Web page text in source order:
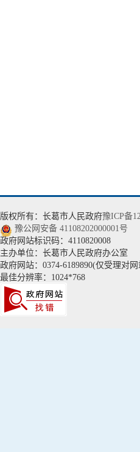
版权所有：长葛市人民政府豫ICP备
豫公网安备 41108202000001号
政府网站标识码：4110820008
主办单位：长葛市人民政府办公室
政府网站：0374-6189890(仅受理对
最佳分辨率：1024*768